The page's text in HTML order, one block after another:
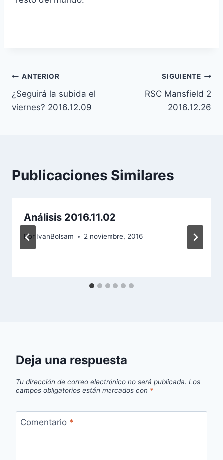
Navegación
de
ANTERIOR
¿Seguirá la subida el
viernes? 2016.12.09
SIGUIENTE
RSC Mansfield 2
2016.12.26
Publicaciones Similares
Análisis 2016.11.02
Por IvanBolsam 2 noviembre, 2016
Deja una respuesta
Tu dirección de correo electrónico no será publicada. Los
campos obligatorios están marcados con *
Comentario *